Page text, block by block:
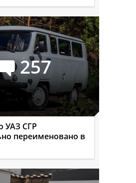
257
УАЗ СГР
переименовано в